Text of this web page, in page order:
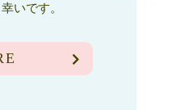
いです。